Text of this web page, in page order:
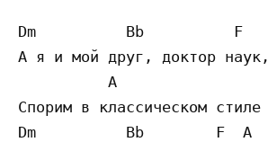
Dm          Bb          F
А я и мой друг, доктор наук,
          A
Спорим в классическом стиле
Dm          Bb        F  A